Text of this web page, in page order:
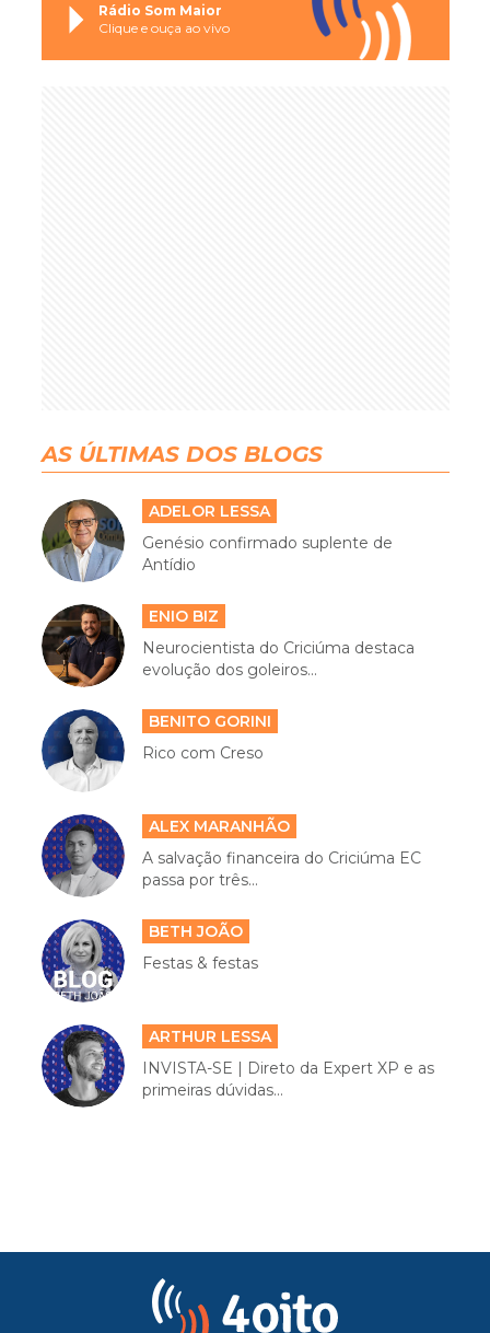
Rádio Som Maior
Clique e ouça ao vivo
AS ÚLTIMAS DOS BLOGS
ADELOR LESSA
Genésio confirmado suplente de
Antídio
ENIO BIZ
Neurocientista do Criciúma destaca
evolução dos goleiros...
BENITO GORINI
Rico com Creso
ALEX MARANHÃO
A salvação financeira do Criciúma EC
passa por três...
BETH JOÃO
Festas & festas
ARTHUR LESSA
INVISTA-SE | Direto da Expert XP e as
primeiras dúvidas...